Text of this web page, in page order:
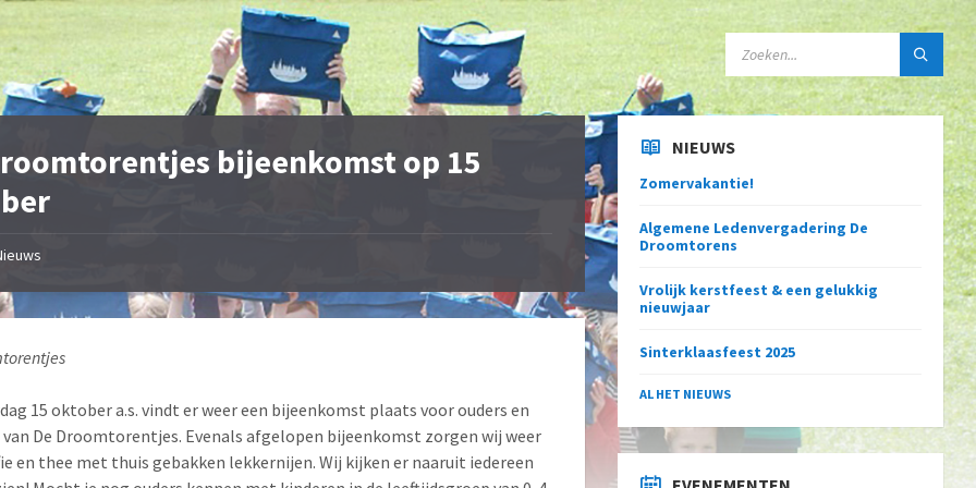
bijeenkomst op 15
15 oktober a.s. vindt er weer een bijeenkomst plaats voor ouders en
De Droomtorentjes. Evenals afgelopen bijeenkomst zorgen wij weer
en thee met thuis gebakken lekkernijen. Wij kijken er naaruit iedereen
NIEUWS
Zomervakantie!
Algemene Ledenvergadering De
Droomtorens
Vrolijk kerstfeest & een gelukkig
nieuwjaar
Sinterklaasfeest 2025
AL HET NIEUWS